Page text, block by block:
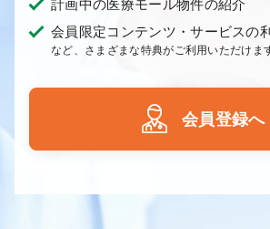
計画中の医療モール物件の紹介
会員限定コンテンツ・サービスの
など、さまざまな特典がご利用いただけま
会員登録へ